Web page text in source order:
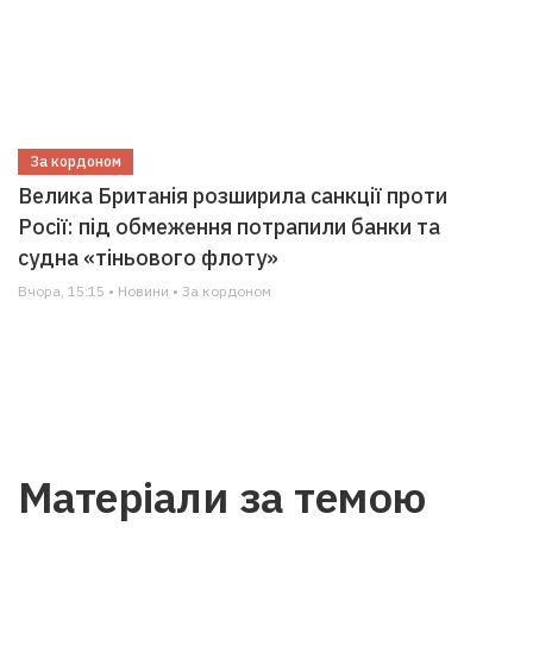
За кордоном
Велика Британія розширила санкції проти
Росії: під обмеження потрапили банки та
судна «тіньового флоту»
Вчора, 15:15 • Новини • За кордоном
Матеріали за темою